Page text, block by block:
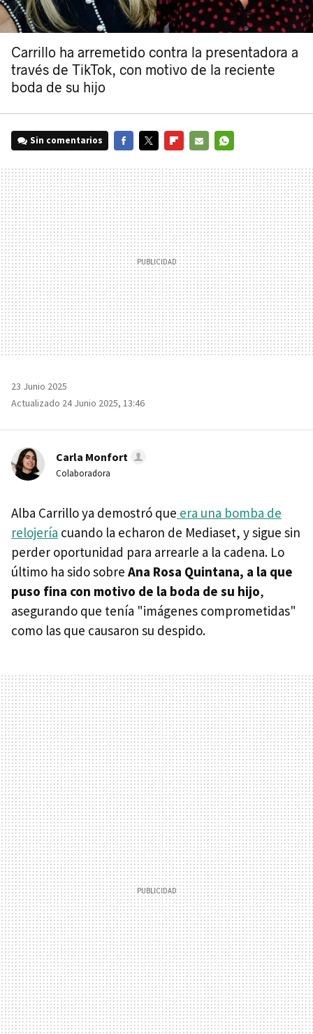
Carrillo ha arremetido contra la presentadora a
través de TikTok, con motivo de la reciente
boda de su hijo
Sin comentarios
MAIL
23 Junio 2025
Actualizado 24 Junio 2025, 13:46
Carla Monfort
Colaboradora
Alba Carrillo ya demostró que era una bomba de
relojería cuando la echaron de Mediaset, y sigue sin
perder oportunidad para arrearle a la cadena. Lo
último ha sido sobre Ana Rosa Quintana, a la que
puso fina con motivo de la boda de su hijo,
asegurando que tenía "imágenes comprometidas"
como las que causaron su despido.